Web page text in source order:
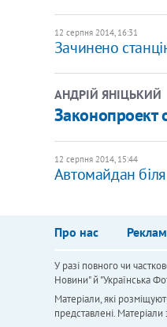
12 серпня 2014, 16:31
Зачинено
АНДРІЙ ЯНІЦЬКИЙ
Законопроект
12 серпня 2014, 15:44
Автомайдан
Про нас
У разі повного чи
Новини" й "Українська
Матеріали, які
представлені.